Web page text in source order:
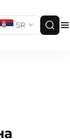
SR